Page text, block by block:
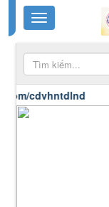
cdvhntdlnd